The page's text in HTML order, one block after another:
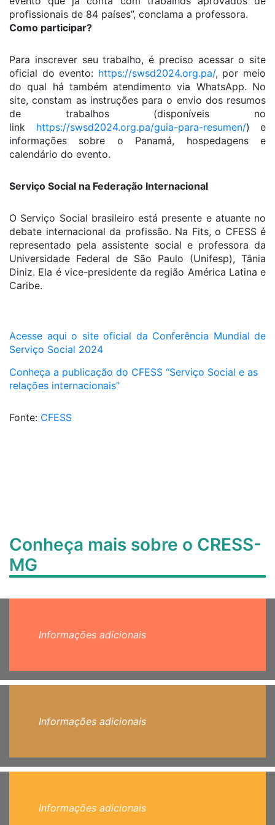
profissionais de 84 países”, conclama a professora.
Como participar?
Para inscrever seu trabalho, é preciso acessar o site
oficial do evento: https://swsd2024.org.pa/, por meio
do qual há também atendimento via WhatsApp. No
site, constam as instruções para o envio dos resumos
de trabalhos (disponíveis no
link https://swsd2024.org.pa/guia-para-resumen/) e
informações sobre o Panamá, hospedagens e
calendário do evento.
Serviço Social na Federação Internacional
O Serviço Social brasileiro está presente e atuante no
debate internacional da profissão. Na Fits, o CFESS é
representado pela assistente social e professora da
Universidade Federal de São Paulo (Unifesp), Tânia
Diniz. Ela é vice-presidente da região América Latina e
Caribe.
Acesse aqui o site oficial da Conferência Mundial de
Serviço Social 2024
Conheça a publicação do CFESS “Serviço Social e as
relações internacionais”
Fonte: CFESS
Conheça mais sobre o CRESS-
MG
Informações adicionais
Informações adicionais
Informações adicionais